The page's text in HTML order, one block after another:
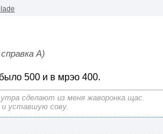
А)
500 и в мрэо 400.
сделают из меня жаворонка.щас.
уставшую сову.